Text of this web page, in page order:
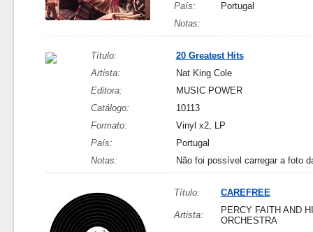
País:
Portugal
Notas:
Título:
20 Greatest Hits
Artista:
Nat King Cole
Editora:
MUSIC POWER
Catálogo:
10113
Formato:
Vinyl x2, LP
País:
Portugal
Notas:
Não foi possível carregar a foto
Título: CAREFREE
Artista:
PERCY FAITH AND
ORCHESTRA